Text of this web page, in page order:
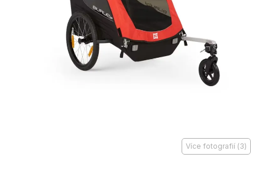
Více fotografií (3)